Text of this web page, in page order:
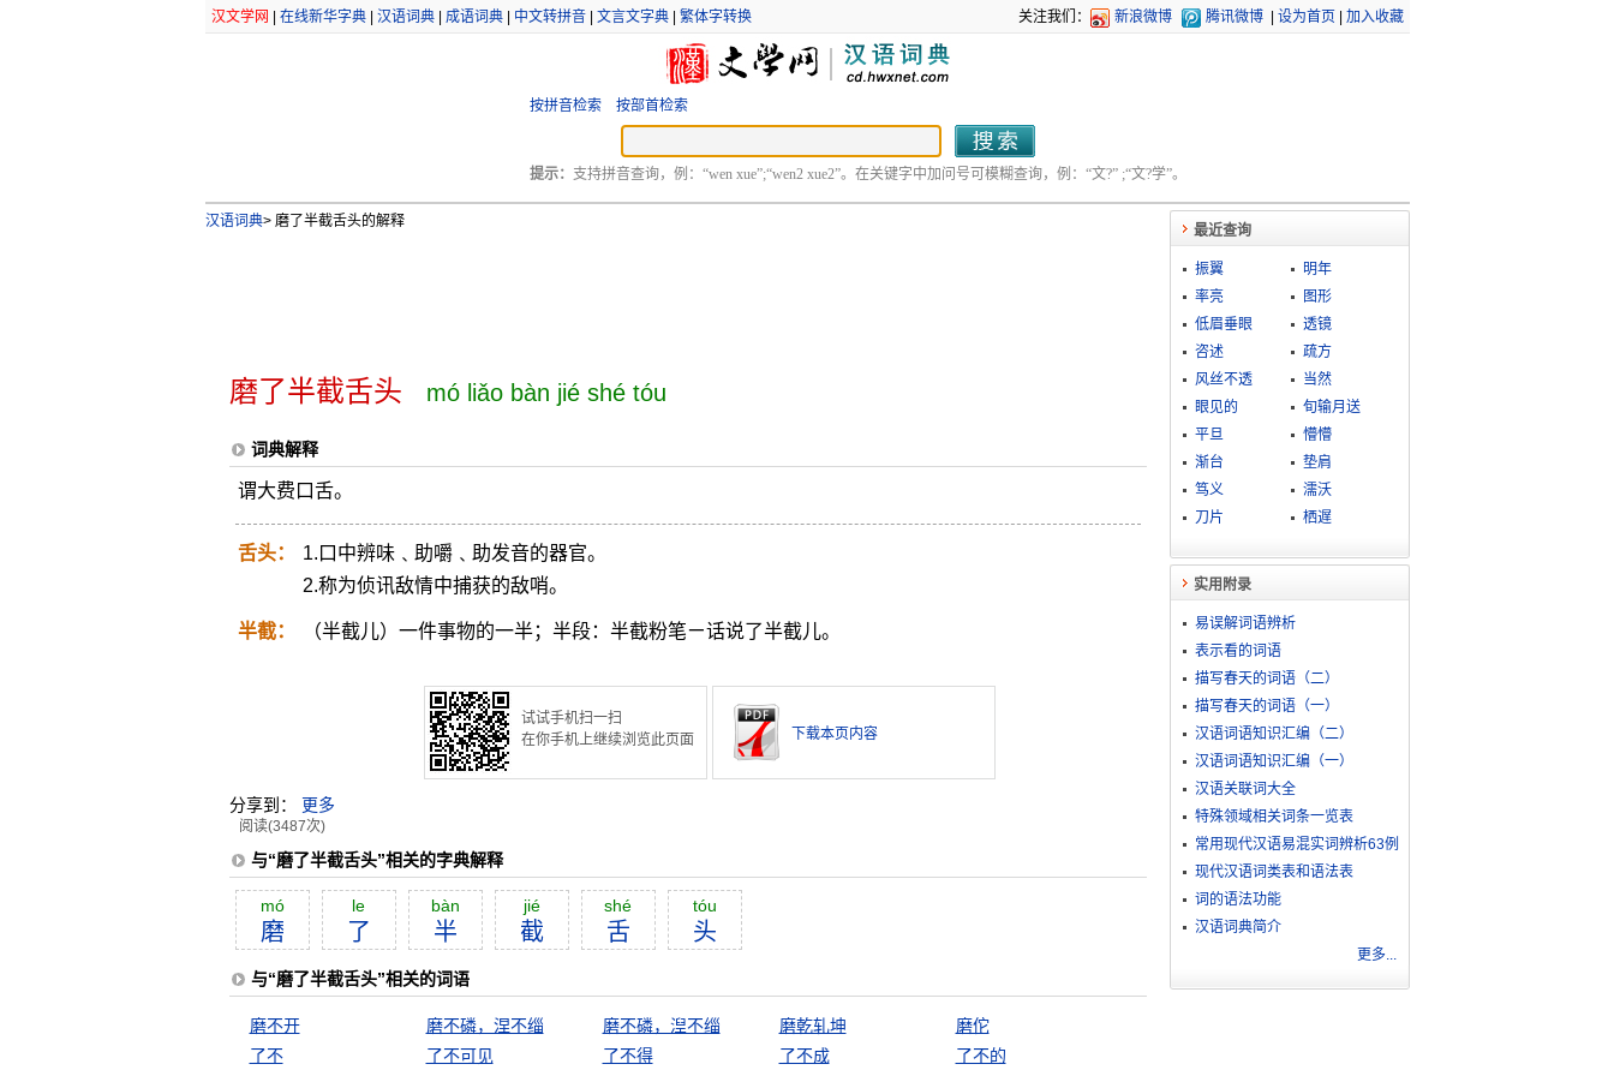
汉文学网 在线新华字典| 汉语词典| 成语词典| 中文转拼音| 文言文字典| 繁体字转换 关注我们： 新浪微博 腾讯微博 设为首页 加入收藏
按拼音检索 按部首检索
提示： 支持拼音查询，例：“wen xue”;“wen2 xue2”。在关键字中加问号可模糊查询，例：“文?” ;“文?学”。
汉语词典>磨了半截舌头的解释
磨了半截舌头 mó liǎo bàn jié shé tóu
词典解释
谓大费口舌。
舌头：
1.口中辨味﹑助嚼﹑助发音的器官。
2.称为侦讯敌情中捕获的敌哨。
半截： （半截儿）一件事物的一半；半段：半截粉笔ㄧ话说了半截儿。
试试手机扫一扫
在你手机上继续浏览此页面
下载本页内容
分享到： 更多
阅读(3487次)
与“磨了半截舌头”相关的字典解释
mó
磨
le
了
bàn
半
jié
截
shé
舌
tóu
头
与“磨了半截舌头”相关的词语
磨不开 磨不磷，涅不缁 磨不磷，湼不缁 磨乾轧坤
磨佗
了不
了不可见 了不得 了不成 了不的
最近查询
振翼
明年
率亮
图形
低眉垂眼
透镜
咨述
疏方
风丝不透
当然
眼见的
旬输月送
平旦
懵懵
渐台
垫肩
笃义
濡沃
刀片
栖遅
实用附录
易误解词语辨析
表示看的词语
描写春天的词语（二）
描写春天的词语（一）
汉语词语知识汇编（二）
汉语词语知识汇编（一）
汉语关联词大全
特殊领域相关词条一览表
常用现代汉语易混实词辨析63例
现代汉语词类表和语法表
词的语法功能
汉语词典简介
更多...